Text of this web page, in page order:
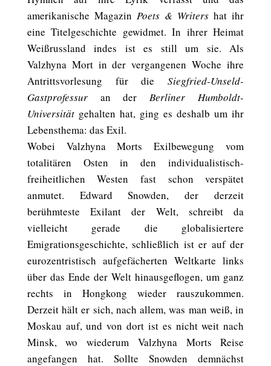
amerikanische Magazin Poets & Writershat ihr
eine Titelgeschichte gewidmet. In ihrer Heimat
Weißrussland indes ist es still um sie. Als
Valzhyna Mort in der vergangenen Woche ihre
Antrittsvorlesung für dieSiegfried-Unseld-
Gastprofessuran derBerliner Humboldt-
Universitätgehalten hat, ging es deshalb um ihr
Lebensthema: das Exil.
Wobei Valzhyna Morts Exilbewegung vom
totalitären Osten in den individualistisch-
freiheitlichen Westen fast schon verspätet
anmutet. Edward Snowden, der derzeit
berühmteste Exilant der Welt, schreibt da
vielleicht gerade die globalisiertere
Emigrationsgeschichte, schließlich ist er auf der
eurozentristisch aufgefächerten Weltkarte links
über das Ende der Welt hinausgeflogen, um ganz
rechts in Hongkong wieder rauszukommen.
Derzeit hält er sich, nach allem, was man weiß, in
Moskau auf, und von dort ist es nicht weit nach
Minsk, wo wiederum Valzhyna Morts Reise
angefangen hat. Sollte Snowden demnächst